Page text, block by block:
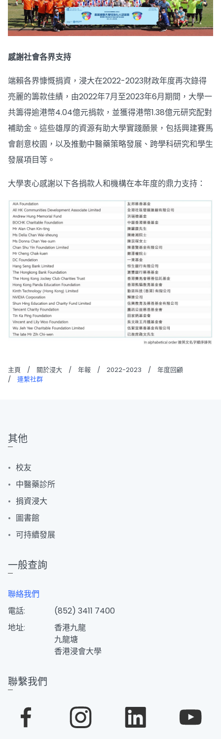
感謝社會各界支持
端賴各界慷慨捐資，浸大在2022-2023財政年度再次錄得
亮麗的籌款佳績，由2022年7月至2023年6月期間，大學一
共籌得逾港幣4.04億元捐款，並獲得港幣1.38億元研究配對
補助金。這些雄厚的資源有助大學實踐願景，包括興建賽馬
會創意校園，以及推動中醫藥策略發展、跨學科研究和學生
發展項目等。
大學衷心感謝以下各捐款人和機構在本年度的鼎力支持：
主頁 / 關於浸大 / 年報 / 2022-2023 /
年度回顧
/
連繫社群
其他
校友
中醫藥診所
捐資浸大
圖書館
可持續發展
一般查詢
聯絡我們
電話:
(852) 3411 7400
地址:
香港九龍
九龍塘
香港浸會大學
聯繫我們